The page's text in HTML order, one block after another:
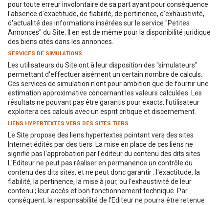
pour toute erreur involontaire de sa part ayant pour conséquence
l'absence d'exactitude, de fiabilité, de pertinence, d'exhaustivité,
d'actualité des informations insérées sur le service "Petites
Annonces" du Site. Il en est de même pour la disponibilité juridique
des biens cités dans les annonces.
SERVICES DE SIMULATIONS
Les utilisateurs du Site ont à leur disposition des "simulateurs"
permettant d'effectuer aisément un certain nombre de calculs.
Ces services de simulation n'ont pour ambition que de fournir une
estimation approximative concernant les valeurs calculées. Les
résultats ne pouvant pas être garantis pour exacts, l'utilisateur
exploitera ces calculs avec un esprit critique et discernement.
LIENS HYPERTEXTES VERS DES SITES TIERS
Le Site propose des liens hypertextes pointant vers des sites
Internet édités par des tiers. La mise en place de ces liens ne
signifie pas l'approbation par l'éditeur du contenu des dits sites.
L'Editeur ne peut pas réaliser en permanence un contrôle du
contenu des dits sites, et ne peut donc garantir : l'exactitude, la
fiabilité, la pertinence, la mise à jour, ou l'exhaustivité de leur
contenu ; leur accès et bon fonctionnement technique. Par
conséquent, la responsabilité de l'Editeur ne pourra être retenue